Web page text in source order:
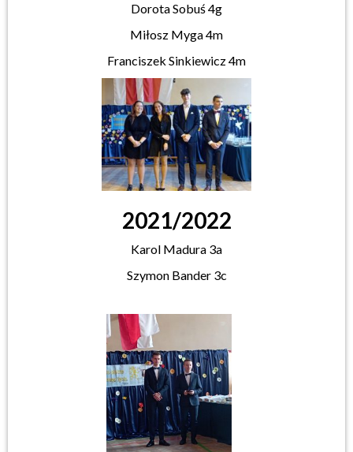
Dorota Sobuś 4g
Miłosz Myga 4m
Franciszek Sinkiewicz 4m
2021/2022
Karol Madura 3a
Szymon Bander 3c